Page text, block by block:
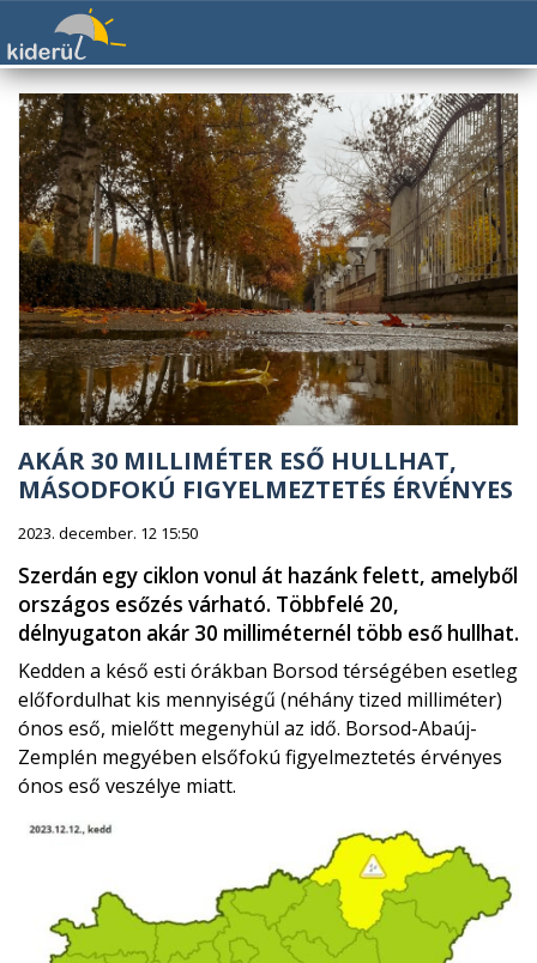
AKÁR 30 MILLIMÉTER ESŐ HULLHAT,
MÁSODFOKÚ FIGYELMEZTETÉS ÉRVÉNYES
2023. december. 12 15:50
Szerdán egy ciklon vonul át hazánk felett, amelyből
országos esőzés várható. Többfelé 20,
délnyugaton akár 30 milliméternél több eső hullhat.
Kedden a késő esti órákban Borsod térségében esetleg
előfordulhat kis mennyiségű (néhány tized milliméter)
ónos eső, mielőtt megenyhül az idő. Borsod-Abaúj-
Zemplén megyében elsőfokú figyelmeztetés érvényes
ónos eső veszélye miatt.